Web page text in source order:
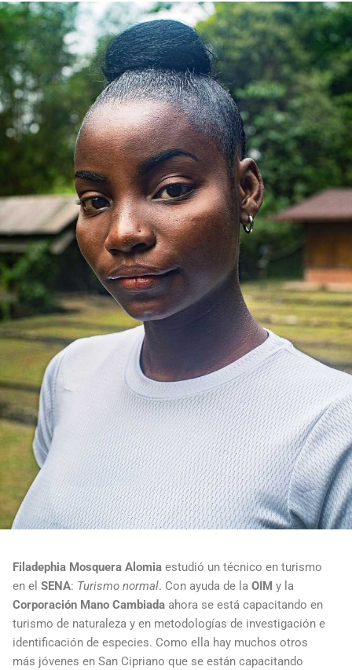
Filadephia Mosquera Alomia estudió un técnico en turismo
en el SENA: Turismo normal. Con ayuda de la OIM y la
Corporación Mano Cambiada ahora se está capacitando en
turismo de naturaleza y en metodologías de investigación e
identificación de especies. Como ella hay muchos otros
más jóvenes en San Cipriano que se están capacitando